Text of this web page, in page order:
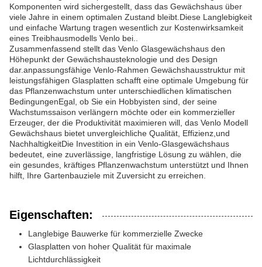
Komponenten wird sichergestellt, dass das Gewächshaus über
viele Jahre in einem optimalen Zustand bleibt.Diese Langlebigkeit
und einfache Wartung tragen wesentlich zur Kostenwirksamkeit
eines Treibhausmodells Venlo bei..
Zusammenfassend stellt das Venlo Glasgewächshaus den
Höhepunkt der Gewächshausteknologie und des Design
dar.anpassungsfähige Venlo-Rahmen Gewächshausstruktur mit
leistungsfähigen Glasplatten schafft eine optimale Umgebung für
das Pflanzenwachstum unter unterschiedlichen klimatischen
BedingungenEgal, ob Sie ein Hobbyisten sind, der seine
Wachstumssaison verlängern möchte oder ein kommerzieller
Erzeuger, der die Produktivität maximieren will, das Venlo Modell
Gewächshaus bietet unvergleichliche Qualität, Effizienz,und
NachhaltigkeitDie Investition in ein Venlo-Glasgewächshaus
bedeutet, eine zuverlässige, langfristige Lösung zu wählen, die
ein gesundes, kräftiges Pflanzenwachstum unterstützt und Ihnen
hilft, Ihre Gartenbauziele mit Zuversicht zu erreichen.
Eigenschaften:
Langlebige Bauwerke für kommerzielle Zwecke
Glasplatten von hoher Qualität für maximale
Lichtdurchlässigkeit